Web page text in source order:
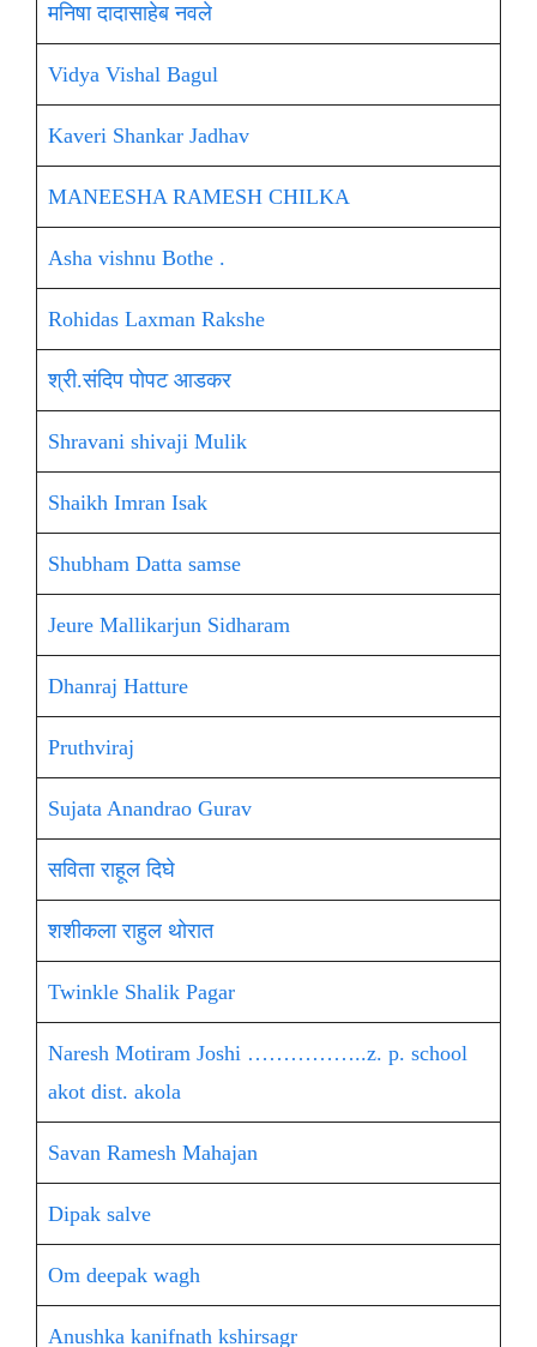
मनिषा दादासाहेब नवले
Vidya Vishal Bagul
Kaveri Shankar Jadhav
MANEESHA RAMESH CHILKA
Asha vishnu Bothe .
Rohidas Laxman Rakshe
श्री.संदिप पोपट आडकर
Shravani shivaji Mulik
Shaikh Imran Isak
Shubham Datta samse
Jeure Mallikarjun Sidharam
Dhanraj Hatture
Pruthviraj
Sujata Anandrao Gurav
सविता राहूल दिघे
शशीकला राहुल थोरात
Twinkle Shalik Pagar
Naresh Motiram Joshi ……………..z. p. school
akot dist. akola
Savan Ramesh Mahajan
Dipak salve
Om deepak wagh
Anushka kanifnath kshirsagr